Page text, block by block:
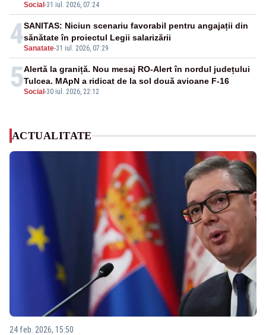
Social -31 iul. 2026, 07:24
4Sanatate-31 iul. 2026, 07:29
SANITAS: Niciun scenariu favorabil pentru angajații din
sănătate în proiectul Legii salarizării
5Social -30 iul. 2026, 22:12
Alertă la graniță. Nou mesaj RO-Alert în nordul județului
Tulcea. MApN a ridicat de la sol două avioane F-16
ACTUALITATE
24 feb. 2026, 15:50